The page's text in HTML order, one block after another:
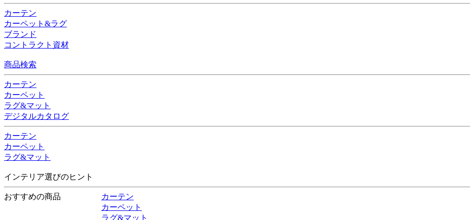
カーテン
カーペット&ラグ
ブランド
コントラクト資材
商品検索
カーテン
カーペット
ラグ&マット
デジタルカタログ
カーテン
カーペット
ラグ&マット
インテリア選びのヒント
おすすめの商品
カーテン
カーペット
ラグ&マット